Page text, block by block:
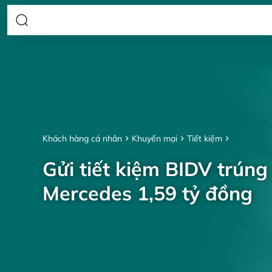
Khách hàng cá nhân Khuyến mại Tiết kiệm
Gửi tiết kiệm BIDV
Mercedes 1,59 tỷ đồng